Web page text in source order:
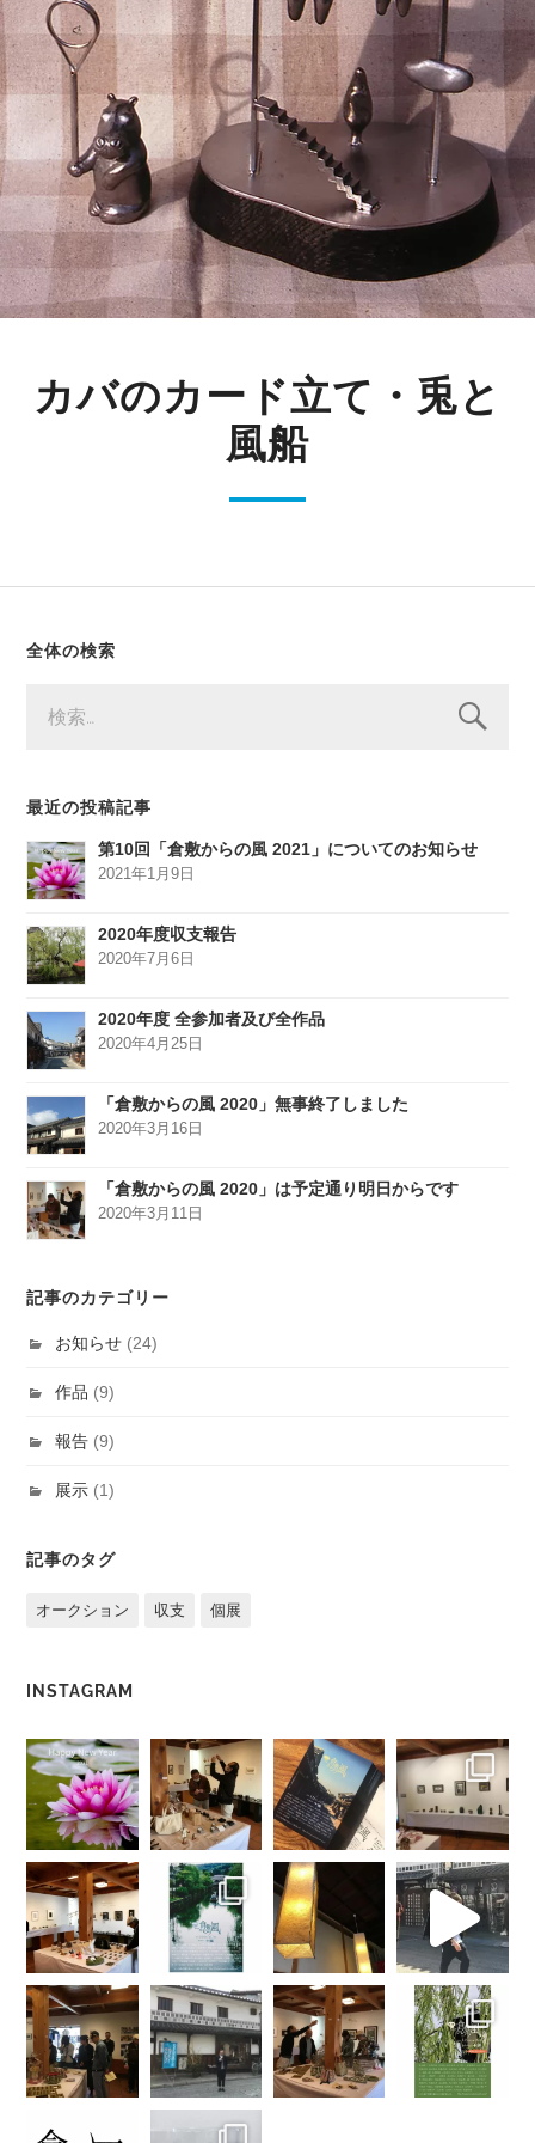
カバのカード立て・兎と
風船
全体の検索
索:
最近の投稿記事
第10回「倉敷からの風 2021」についてのお知らせ
2021年1月9日
2020年度収支報告
2020年7月6日
2020年度 全参加者及び全作品
2020年4月25日
「倉敷からの風 2020」無事終了しました
2020年3月16日
「倉敷からの風 2020」は予定通り明日からです
2020年3月11日
記事のカテゴリー
お知らせ (24)
作品 (9)
報告 (9)
展示 (1)
記事のタグ
オークション 収支 個展
INSTAGRAM